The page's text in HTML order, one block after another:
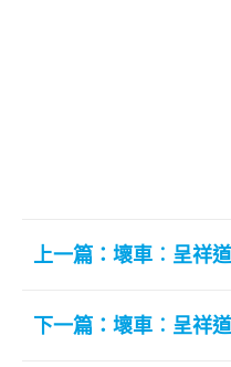
上一篇：壞車︰呈祥
下一篇：壞車︰呈祥